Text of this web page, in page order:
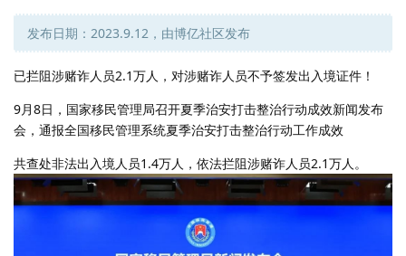
发布日期：2023.9.12，由博亿社区发布
已拦阻涉赌诈人员2.1万人，对涉赌诈人员不予签发出入境证件！
9月8日，国家移民管理局召开夏季治安打击整治行动成效新闻发布
会，通报全国移民管理系统夏季治安打击整治行动工作成效
共查处非法出入境人员1.4万人，依法拦阻涉赌诈人员2.1万人。